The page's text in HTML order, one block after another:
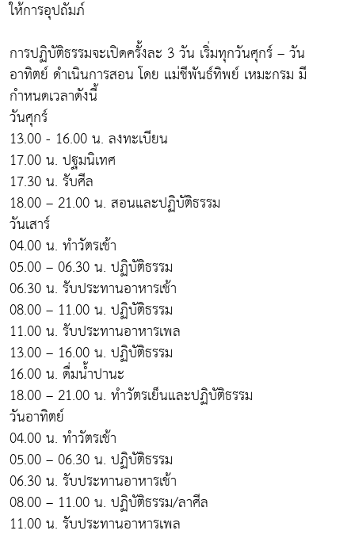
ให้การอุปถัมภ์
การปฏิบัติธรรมจะเปิดครั้งละ 3 วัน เริ่มทุกวันศุกร์ – วัน
อาทิตย์ ดำเนินการสอน โดย แม่ชีพันธ์ทิพย์ เหมะกรม มี
กำหนดเวลาดังนี้
วันศุกร์
13.00 - 16.00 น. ลงทะเบียน
17.00 น. ปฐมนิเทศ
17.30 น. รับศีล
18.00 – 21.00 น. สอนและปฏิบัติธรรม
วันเสาร์
04.00 น. ทำวัตรเช้า
05.00 – 06.30 น. ปฏิบัติธรรม
06.30 น. รับประทานอาหารเช้า
08.00 – 11.00 น. ปฏิบัติธรรม
11.00 น. รับประทานอาหารเพล
13.00 – 16.00 น. ปฏิบัติธรรม
16.00 น. ดื่มน้ำปานะ
18.00 – 21.00 น. ทำวัตรเย็นและปฏิบัติธรรม
วันอาทิตย์
04.00 น. ทำวัตรเช้า
05.00 – 06.30 น. ปฏิบัติธรรม
06.30 น. รับประทานอาหารเช้า
08.00 – 11.00 น. ปฏิบัติธรรม/ลาศีล
11.00 น. รับประทานอาหารเพล